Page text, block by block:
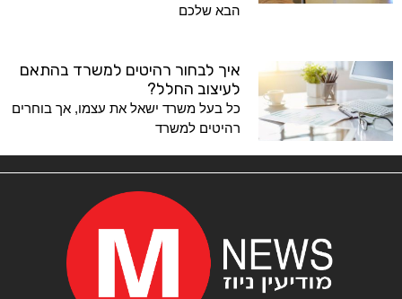
הבא שלכם
איך לבחור רהיטים למשרד בהתאם
לעיצוב החלל?
כל בעל משרד ישאל את עצמו, אך בוחרים
רהיטים למשרד